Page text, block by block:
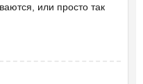
или просто так